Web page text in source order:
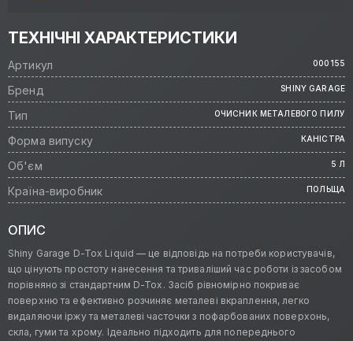
ТЕХНІЧНІ ХАРАКТЕРИСТИКИ
Артикул 000155
Бренд SHINY GARAGE
Тип ОЧИСНИК МЕТАЛЕВОГО ПИЛУ
Форма випуску КАНІСТРА
Об'єм 5 Л
Країна-виробник ПОЛЬЩА
ОПИС
Shiny Garage D-Tox Liquid — це відповідь на потреби користувачів,
що цінують простоту нанесення та триваліший час роботи із засобом
порівняно зі стандартним D-Tox. Засіб рівномірно покриває
поверхню та ефективно розчиняє металеві вкраплення, легко
видаляючи іржу та металеві часточки з пофарбованих поверхонь,
скла, гуми та хрому. Ідеально підходить для попереднього